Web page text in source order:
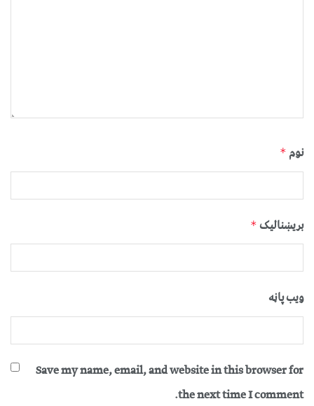
نوم *
بریښنالیک *
ویب پاڼه
Save my name, email, and website in this browser for
the next time I comment.